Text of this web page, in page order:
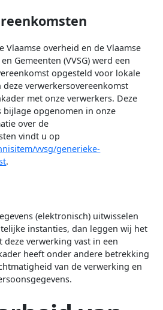
Vlaamse overheid en de Vlaamse
Gemeenten (VVSG) werd een
opgesteld voor lokale
verwerkersovereenkomst
met onze verwerkers. Deze
bijlage opgenomen in onze
over de
vindt u op
vvsg/generieke-
.
(elektronisch) uitwisselen
instanties, dan leggen wij het
verwerking vast in een
heeft onder andere betrekking
van de verwerking en